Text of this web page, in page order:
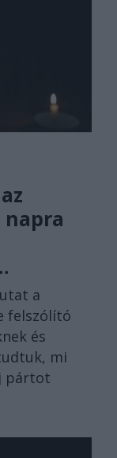
napra
a
felszólító
és
mi
pártot